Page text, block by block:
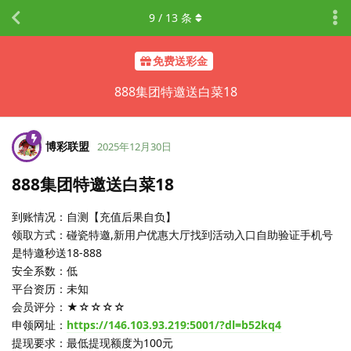
免费送彩金
888集团特邀送白菜18
9 / 13 条
博彩联盟 2025年12月30日
888集团特邀送白菜18
到账情况：自测【充值后果自负】
领取方式：碰瓷特邀,新用户优惠大厅找到活动入口自助验证手机号
是特邀秒送18-888
安全系数：低
平台资历：未知
会员评分：★☆☆☆☆
申领网址： https://146.103.93.219:5001/?dl=b52kq4
提现要求：最低提现额度为100元